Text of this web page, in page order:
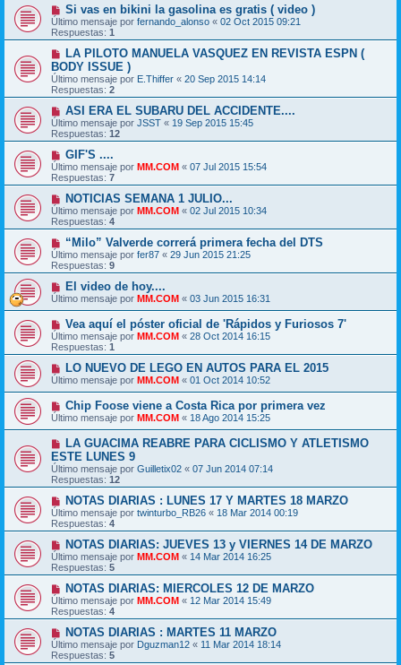
Si vas en bikini la gasolina es gratis ( video )
Último mensaje por fernando_alonso « 02 Oct 2015 09:21
Respuestas: 1
LA PILOTO MANUELA VASQUEZ EN REVISTA ESPN (
BODY ISSUE )
Último mensaje por E.Thiffer « 20 Sep 2015 14:14
Respuestas: 2
ASI ERA EL SUBARU DEL ACCIDENTE....
Último mensaje por JSST « 19 Sep 2015 15:45
Respuestas: 12
GIF'S ....
Último mensaje por MM.COM « 07 Jul 2015 15:54
Respuestas: 7
NOTICIAS SEMANA 1 JULIO...
Último mensaje por MM.COM « 02 Jul 2015 10:34
Respuestas: 4
“Milo” Valverde correrá primera fecha del DTS
Último mensaje por fer87 « 29 Jun 2015 21:25
Respuestas: 9
El video de hoy....
Último mensaje por MM.COM « 03 Jun 2015 16:31
Vea aquí el póster oficial de 'Rápidos y Furiosos 7'
Último mensaje por MM.COM « 28 Oct 2014 16:15
Respuestas: 1
LO NUEVO DE LEGO EN AUTOS PARA EL 2015
Último mensaje por MM.COM « 01 Oct 2014 10:52
Chip Foose viene a Costa Rica por primera vez
Último mensaje por MM.COM « 18 Ago 2014 15:25
LA GUACIMA REABRE PARA CICLISMO Y ATLETISMO
ESTE LUNES 9
Último mensaje por Guilletix02 « 07 Jun 2014 07:14
Respuestas: 12
NOTAS DIARIAS : LUNES 17 Y MARTES 18 MARZO
Último mensaje por twinturbo_RB26 « 18 Mar 2014 00:19
Respuestas: 4
NOTAS DIARIAS: JUEVES 13 y VIERNES 14 DE MARZO
Último mensaje por MM.COM « 14 Mar 2014 16:25
Respuestas: 5
NOTAS DIARIAS: MIERCOLES 12 DE MARZO
Último mensaje por MM.COM « 12 Mar 2014 15:49
Respuestas: 4
NOTAS DIARIAS : MARTES 11 MARZO
Último mensaje por Dguzman12 « 11 Mar 2014 18:14
Respuestas: 5